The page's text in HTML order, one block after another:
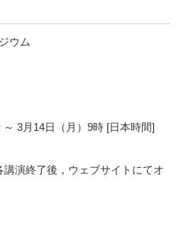
ウム
3月14日（月）9時 [日本時間]
演終了後，ウェブサイトにてオ